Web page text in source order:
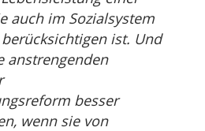
auch im Sozialsystem
ist. Und
anstrengenden
besser
wenn sie von